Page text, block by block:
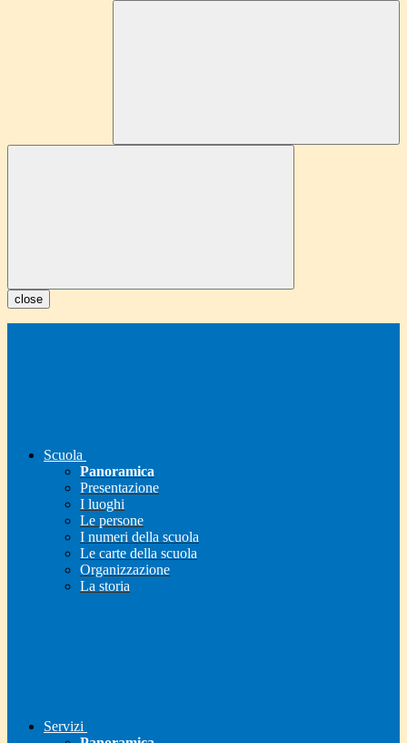
close
Scuola
Panoramica
Presentazione
I luoghi
Le persone
I numeri della scuola
Le carte della scuola
Organizzazione
La storia
Servizi